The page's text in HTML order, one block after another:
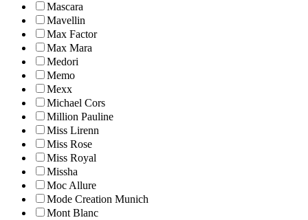
Mascara
Mavellin
Max Factor
Max Mara
Medori
Memo
Mexx
Michael Cors
Million Pauline
Miss Lirenn
Miss Rose
Miss Royal
Missha
Moc Allure
Mode Creation Munich
Mont Blanc